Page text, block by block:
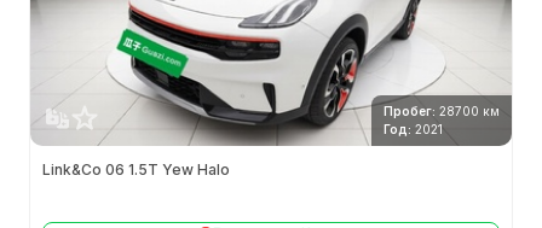
Пробег: 28700 км
Год: 2021
Link&Co 06 1.5T Yew Halo